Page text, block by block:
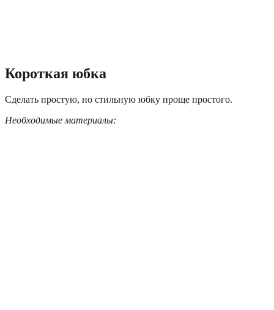
Короткая юбка
Сделать простую, но стильную юбку проще простого.
Необходимые материалы: